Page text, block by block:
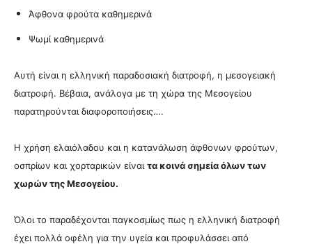
Άφθονα φρούτα καθημερινά
Ψωμί καθημερινά
Αυτή είναι η ελληνική παραδοσιακή διατροφή, η μεσογειακή
διατροφή. Βέβαια, ανάλογα με τη χώρα της Μεσογείου
παρατηρούνται διαφοροποιήσεις….
Η χρήση ελαιόλαδου και η κατανάλωση άφθονων φρούτων,
οσπρίων και χορταρικών είναι τα κοινά σημεία όλων των
χωρών της Μεσογείου.
Όλοι το παραδέχονται παγκοσμίως πως η ελληνική διατροφή
έχει πολλά οφέλη για την υγεία και προφυλάσσει από